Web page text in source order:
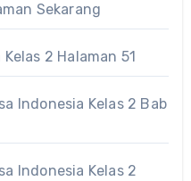
Sekarang
2 Halaman 51
Indonesia Kelas 2 Bab
Indonesia Kelas 2